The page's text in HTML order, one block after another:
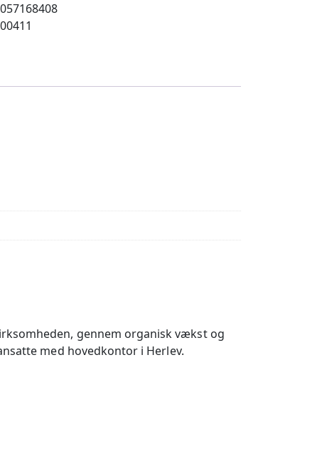
gennem organisk vækst og
med hovedkontor i Herlev.